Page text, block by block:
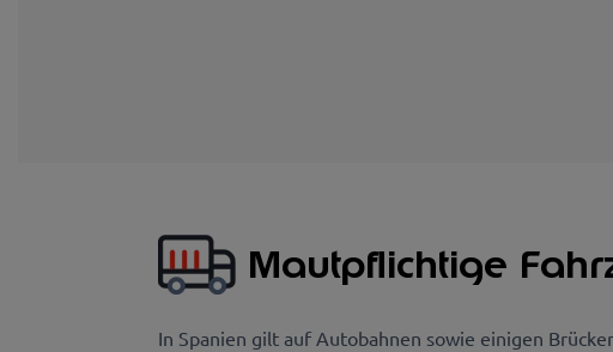
Mautpflichtige
In Spanien gilt auf Autobahnen sowie einigen